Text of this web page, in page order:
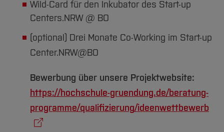
Wild-Card für den Inkubator des Start-up
Centers.NRW @ BO
(optional) Drei Monate Co-Working im Start-up
Center.NRW@BO
Bewerbung über unsere Projektwebsite:
https://hochschule-gruendung.de/beratung-
programme/qualifizierung/ideenwettbewerb